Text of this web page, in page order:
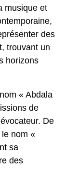
musique et
des
trouvant un
horizons
« Abdala
de
De
nom «
sa
des